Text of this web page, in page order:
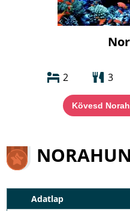
2 3
Kövesd
Adatlap